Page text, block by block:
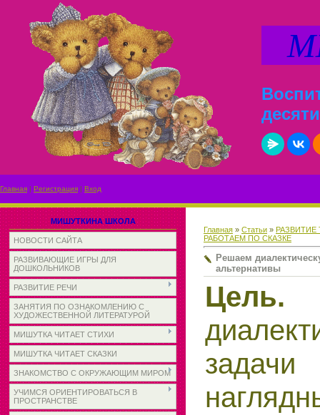
Главная | Регистрация | Вход
МИШУТКИНА ШКОЛА
НОВОСТИ САЙТА
РАЗВИВАЮЩИЕ ИГРЫ ДЛЯ
ДОШКОЛЬНИКОВ
РАЗВИТИЕ РЕЧИ
ЗАНЯТИЯ ПО ОЗНАКОМЛЕНИЮ С
ХУДОЖЕСТВЕННОЙ ЛИТЕРАТУРОЙ
МИШУТКА ЧИТАЕТ СТИХИ
МИШУТКА ЧИТАЕТ СКАЗКИ
ЗНАКОМСТВО С ОКРУЖАЮЩИМ МИРОМ
УЧИМСЯ ОРИЕНТИРОВАТЬСЯ В
ПРОСТРАНСТВЕ
Главная » Статьи »
РАБОТАЕМ ПО СКАЗКЕ
Решаем
альтернативы